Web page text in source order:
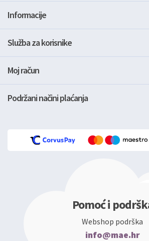
Informacije
Služba za korisnike
Moj račun
Podržani načini plaćanja
Pomoć i
Webshop podrška
info@mae.hr